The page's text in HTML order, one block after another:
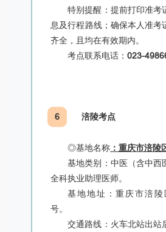
特别提醒：提前打印准考
息及行程路线；确保本人准考
齐全，且均在有效期内。
考点联系电话：023-
6 涪陵考点
◎基地名称 ：重庆市涪陵
基地类别：中医（含中西
全科执业助理医师。
基地地址：重庆市涪
号。
交通路线：火车北站出站